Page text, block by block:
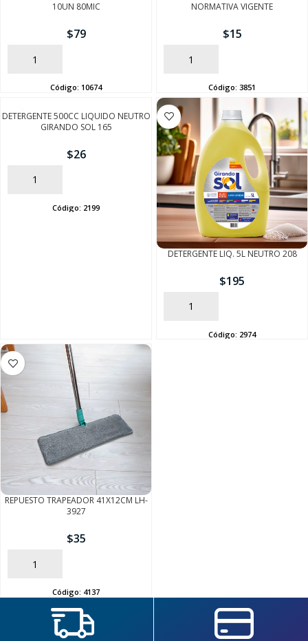
10UN 80MIC
$79
AÑADIR
Código: 10674
NORMATIVA VIGENTE
$15
AÑADIR
Código: 3851
DETERGENTE 500CC LIQUIDO NEUTRO
GIRANDO SOL 165
$26
AÑADIR
Código: 2199
DETERGENTE LIQ. 5L NEUTRO 208
$195
AÑADIR
Código: 2974
REPUESTO TRAPEADOR 41X12CM LH-
3927
$35
AÑADIR
Código: 4137